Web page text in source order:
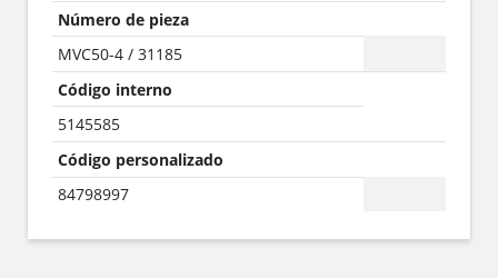
Número de pieza
MVC50-4 / 31185
Código interno
5145585
Código personalizado
84798997